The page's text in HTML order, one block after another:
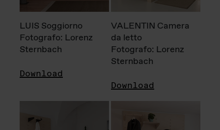
LUIS Soggiorno
Fotografo: Lorenz
Sternbach
Download
VALENTIN Camera
da letto
Fotografo: Lorenz
Sternbach
Download